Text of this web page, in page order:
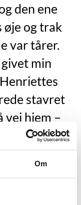
Om
den ene
øje og trak
var tårer.
min
stavret
vej hjem –
s. 91.
er født på